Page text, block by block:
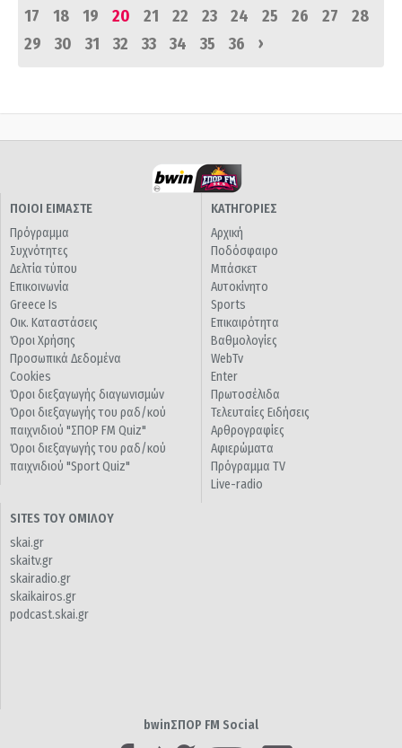
17
18 19 20 21 22 23 24 25 26 27
28
29
30 31 32 33 34 35 36 ›
ΠΟΙΟΙ ΕΙΜΑΣΤΕ
Πρόγραμμα
Συχνότητες
Δελτία τύπου
Επικοινωνία
Greece Is
Οικ. Καταστάσεις
Όροι Χρήσης
Προσωπικά Δεδομένα
Cookies
Όροι διεξαγωγής διαγωνισμών
Όροι διεξαγωγής του ραδ/κού
παιχνιδιού "ΣΠΟΡ FM Quiz"
Όροι διεξαγωγής του ραδ/κού
παιχνιδιού "Sport Quiz"
ΚΑΤΗΓΟΡΙΕΣ
Αρχική
Ποδόσφαιρο
Μπάσκετ
Αυτοκίνητο
Sports
Επικαιρότητα
Βαθμολογίες
WebTv
Enter
Πρωτοσέλιδα
Τελευταίες Ειδήσεις
Αρθρογραφίες
Αφιερώματα
Πρόγραμμα TV
Live-radio
SITES ΤΟΥ ΟΜΙΛΟΥ
skai.gr
skaitv.gr
skairadio.gr
skaikairos.gr
podcast.skai.gr
bwinΣΠΟΡ FM Social